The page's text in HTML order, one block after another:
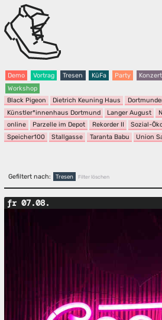
Demo Vortrag Tresen KüFa Party Konzert
Workshop
Black Pigeon
Dietrich Keuning Haus
Künstler*innenhaus Dortmund
Langer August
online
Parzelle im Depot Rekorder II
Sozial-
Speicher100
Stallgasse Taranta Babu Union
Gefiltert nach: Tresen Filter löschen
fr 07.08.